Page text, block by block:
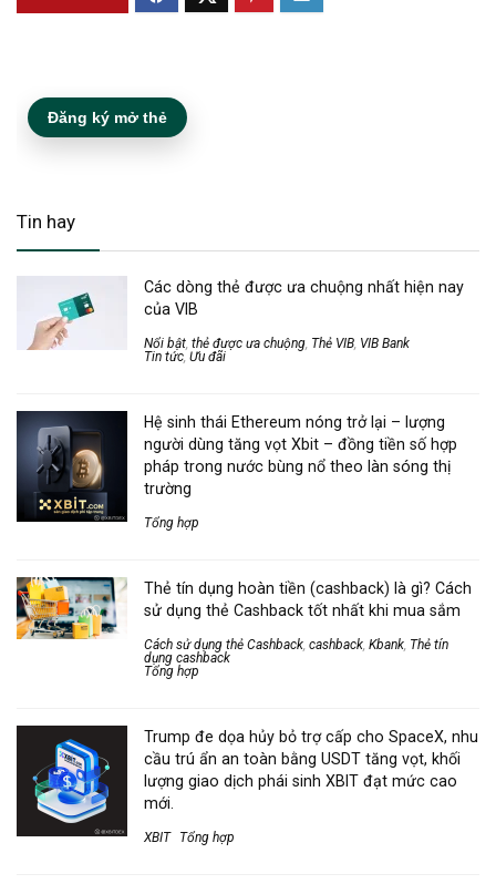
Đăng ký mở thẻ
Tin hay
Các dòng thẻ được ưa chuộng nhất hiện nay
của VIB
Nổi bật, thẻ được ưa chuộng, Thẻ VIB, VIB Bank
Tin tức, Ưu đãi
Hệ sinh thái Ethereum nóng trở lại – lượng
người dùng tăng vọt Xbit – đồng tiền số hợp
pháp trong nước bùng nổ theo làn sóng thị
trường
Tổng hợp
Thẻ tín dụng hoàn tiền (cashback) là gì? Cách
sử dụng thẻ Cashback tốt nhất khi mua sắm
Cách sử dụng thẻ Cashback, cashback, Kbank, Thẻ tín
dụng cashback
Tổng hợp
Trump đe dọa hủy bỏ trợ cấp cho SpaceX, nhu
cầu trú ẩn an toàn bằng USDT tăng vọt, khối
lượng giao dịch phái sinh XBIT đạt mức cao
mới.
XBIT Tổng hợp